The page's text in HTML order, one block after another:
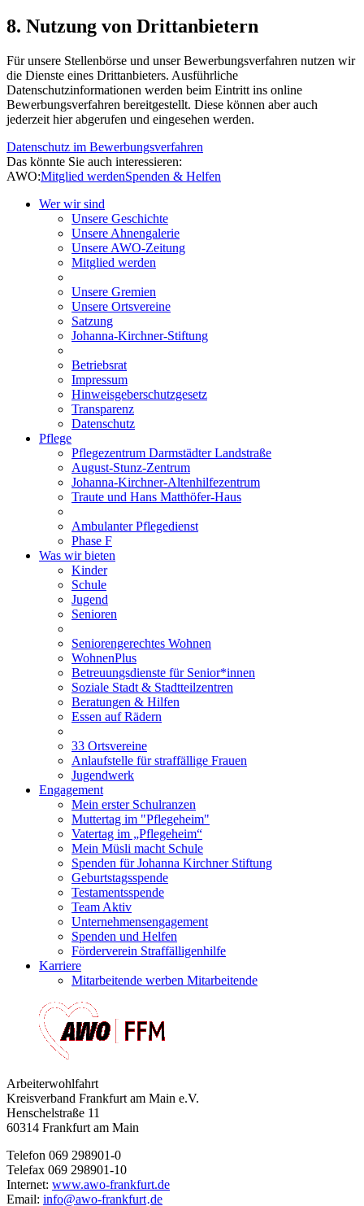
8. Nutzung von Drittanbietern
Für unsere Stellenbörse und unser Bewerbungsverfahren nutzen wir
die Dienste eines Drittanbieters. Ausführliche
Datenschutzinformationen werden beim Eintritt ins online
Bewerbungsverfahren bereitgestellt. Diese können aber auch
jederzeit hier abgerufen und eingesehen werden.
Datenschutz im Bewerbungsverfahren
Das könnte Sie auch interessieren:
AWO:Mitglied werdenSpenden & Helfen
Wer wir sind
Unsere Geschichte
Unsere Ahnengalerie
Unsere AWO-Zeitung
Mitglied werden
Unsere Gremien
Unsere Ortsvereine
Satzung
Johanna-Kirchner-Stiftung
Betriebsrat
Impressum
Hinweisgeberschutzgesetz
Transparenz
Datenschutz
Pflege
Pflegezentrum Darmstädter Landstraße
August-Stunz-Zentrum
Johanna-Kirchner-Altenhilfezentrum
Traute und Hans Matthöfer-Haus
Ambulanter Pflegedienst
Phase F
Was wir bieten
Kinder
Schule
Jugend
Senioren
Seniorengerechtes Wohnen
WohnenPlus
Betreuungsdienste für Senior*innen
Soziale Stadt & Stadtteilzentren
Beratungen & Hilfen
Essen auf Rädern
33 Ortsvereine
Anlaufstelle für straffällige Frauen
Jugendwerk
Engagement
Mein erster Schulranzen
Muttertag im "Pflegeheim"
Vatertag im „Pflegeheim“
Mein Müsli macht Schule
Spenden für Johanna Kirchner Stiftung
Geburtstagsspende
Testamentsspende
Team Aktiv
Unternehmensengagement
Spenden und Helfen
Förderverein Straffälligenhilfe
Karriere
Mitarbeitende werben Mitarbeitende
Arbeiterwohlfahrt
Kreisverband Frankfurt am Main e.V.
Henschelstraße 11
60314 Frankfurt am Main
Telefon 069 298901-0
Telefax 069 298901-10
Internet: www.awo-frankfurt.de
Email: info@awo-frankfurt·de